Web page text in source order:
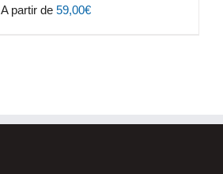
A partir de 59,00€